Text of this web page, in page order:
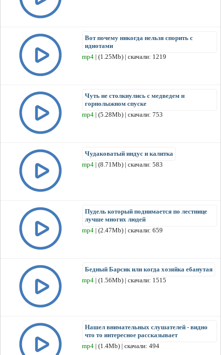
Вот почему никогда нельзя спорить с
идиотами
mp4 | (1.25Mb) | скачали: 1219
Чуть не столкнулись с медведем н
горнолыжном спуске
mp4 | (5.28Mb) | скачали: 753
Чудаковатый индус и калитка
mp4 | (8.71Mb) | скачали: 583
Пудель который поднимается по лестнице
лучше многих людей
mp4 | (2.47Mb) | скачали: 659
Бедный Барсик или когда хозяйка ебанутая
mp4 | (1.56Mb) | скачали: 1515
Нашел внимательных слушателей - видно
что то интересное рассказывает
mp4 | (1.4Mb) | скачали: 494